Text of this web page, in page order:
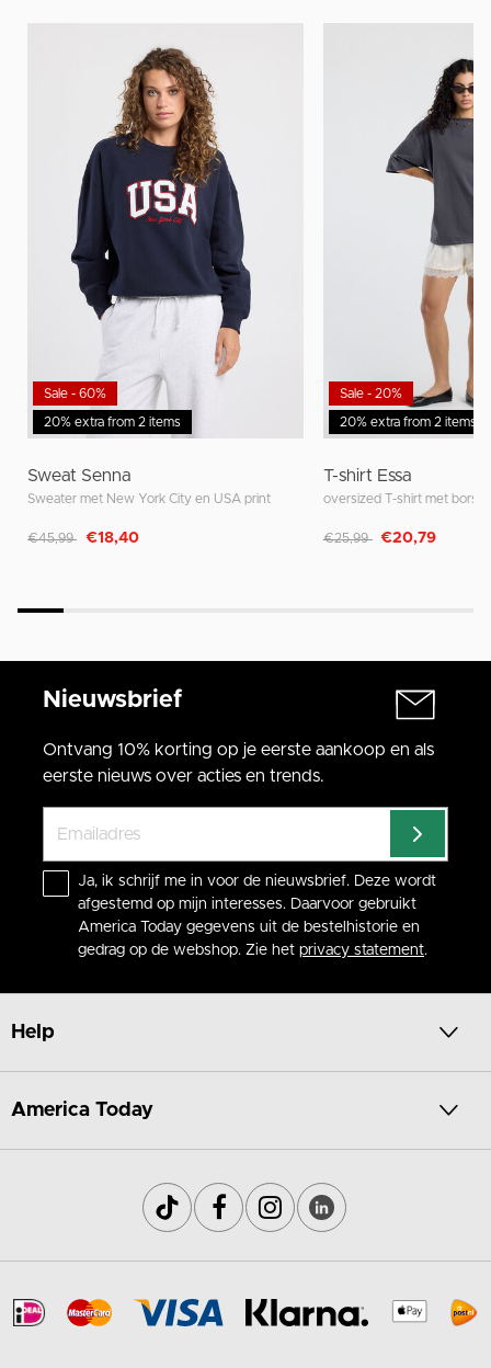
20% extra from 2 items
Sale - 60%
Sweat Senna
Sweater met New York City en USA print
Afgeprijsd van
€45,99 naar
€18,40
20% extra from 2 items
Sale - 20%
T-shirt Essa
oversized T-shirt met
Afgeprijsd van
€25,99 naar
€20,79
Nieuwsbrief
Ontvang 10% korting op je eerste aankoop en als
eerste nieuws over acties en trends.
Ja, ik schrijf me in voor de nieuwsbrief. Deze wordt
afgestemd op mijn interesses. Daarvoor gebruikt
America Today gegevens uit de bestelhistorie en
gedrag op de webshop. Zie het privacy statement.
Help
America Today